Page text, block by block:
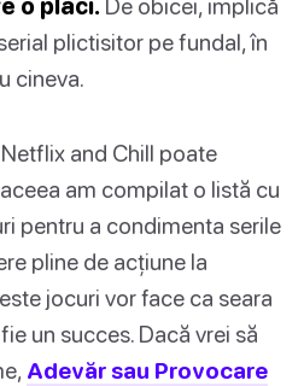
o placi. De obicei, implică
plictisitor pe fundal, în
cineva.
and Chill poate
am compilat o listă cu
pentru a condimenta serile
pline de acțiune la
jocuri vor face ca seara
un succes. Dacă vrei să
Adevăr sau Provocare